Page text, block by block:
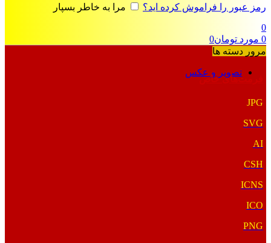
رمز عبور را فراموش کرده اید؟
مرا به خاطر بسپار
0
0 مورد تومان0
مرور دسته ها
تصویر و عکس
فرمت‌های خاص
JPG
SVG
AI
CSH
ICNS
ICO
PNG